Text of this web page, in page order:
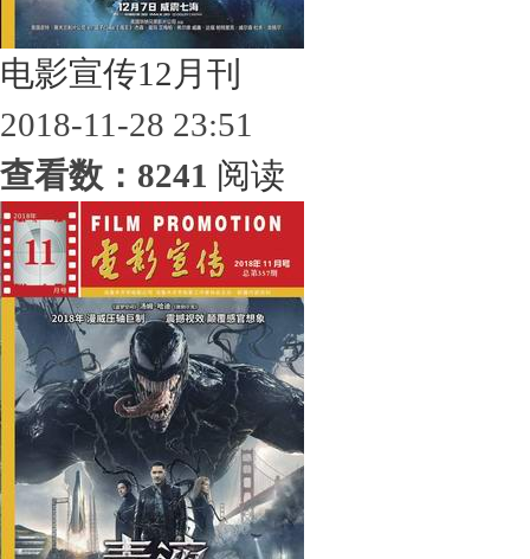
电影宣传12月刊
2018-11-28 23:51
查看数：8241 阅读